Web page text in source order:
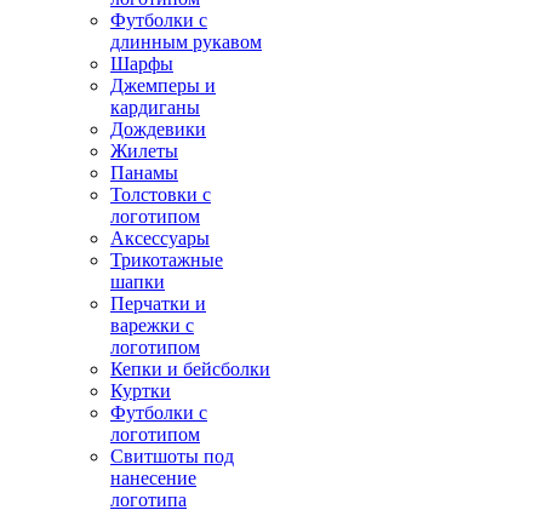
Футболки с
длинным рукавом
Шарфы
Джемперы и
кардиганы
Дождевики
Жилеты
Панамы
Толстовки с
логотипом
Аксессуары
Трикотажные
шапки
Перчатки и
варежки с
логотипом
Кепки и бейсболки
Куртки
Футболки с
логотипом
Свитшоты под
нанесение
логотипа